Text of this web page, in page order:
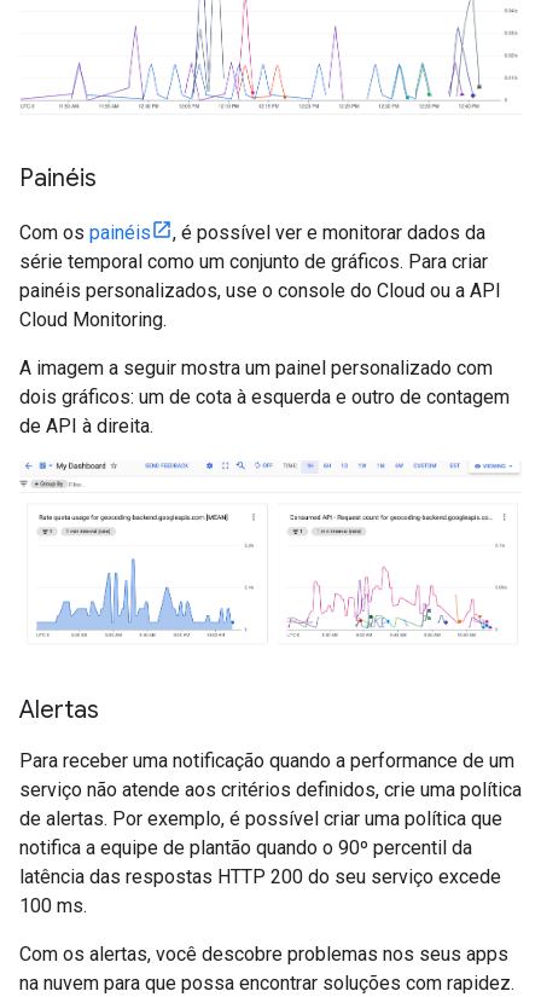
Painéis
Com os painéis
, é possível ver e monitorar dados da
série temporal como um conjunto de gráficos. Para criar
painéis personalizados, use o console do Cloud ou a API
Cloud Monitoring.
A imagem a seguir mostra um painel personalizado com
dois gráficos: um de cota à esquerda e outro de contagem
de API à direita.
Alertas
Para receber uma notificação quando a performance de um
serviço não atende aos critérios definidos, crie uma política
de alertas. Por exemplo, é possível criar uma política que
notifica a equipe de plantão quando o 90º percentil da
latência das respostas HTTP 200 do seu serviço excede
100 ms.
Com os alertas, você descobre problemas nos seus apps
na nuvem para que possa encontrar soluções com rapidez.